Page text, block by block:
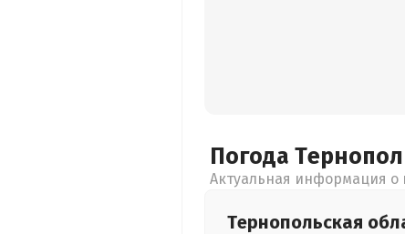
Погода
Актуальная информация о
Тернопольская